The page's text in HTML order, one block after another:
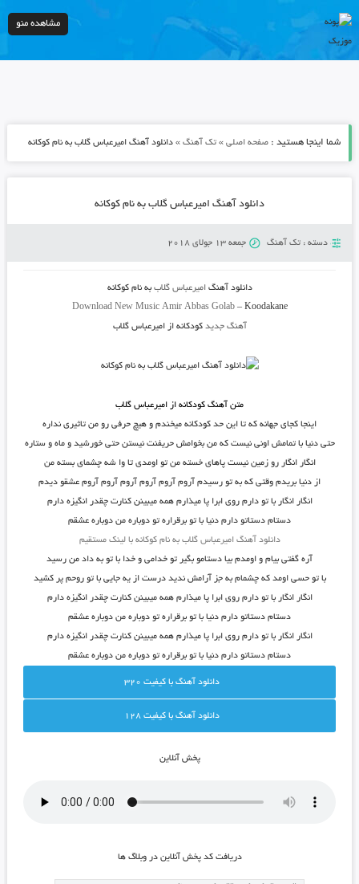
مشاهده منو
شما اینجا هستید : صفحه اصلی» تک آهنگ» دانلود آهنگ امیرعباس گلاب به نام کوکانه
دانلود آهنگ امیرعباس گلاب به نام کوکانه
دسته : تک آهنگ جمعه 13 جولای 2018
دانلود آهنگ امیرعباس گلاب به نامکوکانه
Download New Music Amir Abbas Golab– Koodakane
آهنگ جدید کودکانه ازامیرعباس گلاب
متن آهنگ کودکانه از امیرعباس گلاب
اینجا کجای جهانه که تا این حد کودکانه میخندم و هیچ حرفی رو من تاثیری نداره
حتی دنیا با تمامش اونی نیست که من بخوامش حریفنت نیستن حتی خورشید و ماه و ستاره
انگار انگار رو زمین نیست پاهای خسته من تو اومدی تا وا شه چشمای بسته من
از دنیا بریدم وقتی که به تو رسیدم آروم آروم آروم آروم آروم آروم عشقو دیدم
انگار انگار با تو دارم روی ابرا پا میذارم همه میبینن کنارت چقدر انگیزه دارم
دستام دستاتو دارم دنیا با تو برقراره تو دوباره من دوباره عشقم
دانلود آهنگ امیرعباس گلاب به نام کوکانه با لینک مستقیم
آره گفتی بیام و اومدم بیا دستامو بگیر تو خدامی و خدا با تو به داد من رسید
با تو حسی اومد که چشمام به جز آرامش ندید درست از یه جایی با تو روحم پر کشید
انگار انگار با تو دارم روی ابرا پا میذارم همه میبینن کنارت چقدر انگیزه دارم
دستام دستاتو دارم دنیا با تو برقراره تو دوباره من دوباره عشقم
انگار انگار با تو دارم روی ابرا پا میذارم همه میبینن کنارت چقدر انگیزه دارم
دستام دستاتو دارم دنیا با تو برقراره تو دوباره من دوباره عشقم
دانلود آهنگ با کيفيت 320
دانلود آهنگ با کيفيت 128
پخش آنلاين
دريافت کد پخش آنلاين در وبلاگ ها